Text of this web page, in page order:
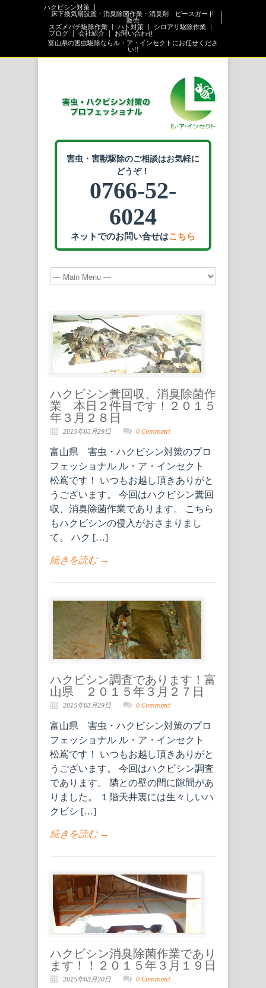
ハクビシン対策
床下換気扇設置・消臭除菌作業・消臭剤 ピースガード
販売
スズメバチ駆除作業
ハト対策
シロアリ駆除作業
ブログ
会社紹介
お問い合わせ
富山県の害虫駆除ならル・ア・インセクトにお任せくださ
い!!
害虫・害獣駆除のご相談はお気軽に
どうぞ！
0766-52-
6024
ネットでのお問い合せはこちら
ハクビシン糞回収、消臭除菌作
業 本日２件目です！２０１５
年３月２８日
2015年03月29日 0 Comment
富山県 害虫・ハクビシン対策のプロ
フェッショナル ル・ア・インセクト
松嶌です！ いつもお越し頂きありがと
うございます。 今回はハクビシン糞回
収、消臭除菌作業であります。 こちら
もハクビシンの侵入がおさまりまし
て。 ハク […]
続きを読む →
ハクビシン調査であります！富
山県 ２０１５年３月２７日
2015年03月29日 0 Comment
富山県 害虫・ハクビシン対策のプロ
フェッショナル ル・ア・インセクト
松嶌です！ いつもお越し頂きありがと
うございます。 今回はハクビシン調査
であります。 隣との壁の間に隙間があ
りました。 １階天井裏には生々しいハ
クビシ […]
続きを読む →
ハクビシン消臭除菌作業であり
ます！！２０１５年３月１９日
2015年03月20日 0 Comment